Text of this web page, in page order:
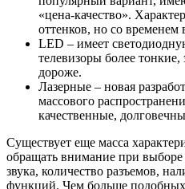
«цена-качество».
оттенков, но со временем
LED – имеет
телевизоры более
дороже.
Лазерные – новая
массового
качественные,
Существует еще масса
обращать внимание при
звука, количество разъемов,
функций. Чем больше подобных